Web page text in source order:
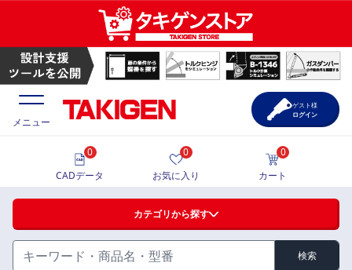
ハンドル・取手・つまみ・周辺機器
価格一覧
製品カタログ
メニュー
カテゴリから探す
検索
0
CADデータ
0
お気に入り
0
カート
ゲスト様
ログイン